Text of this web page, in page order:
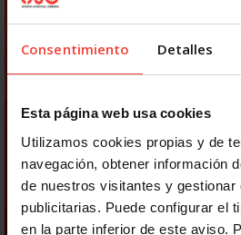
Consentimiento Detalles
Esta página web usa cookies
Utilizamos cookies propias y de
navegación, obtener información
de nuestros visitantes y gestionar
publicitarias. Puede configurar el
en la parte inferior de este aviso.